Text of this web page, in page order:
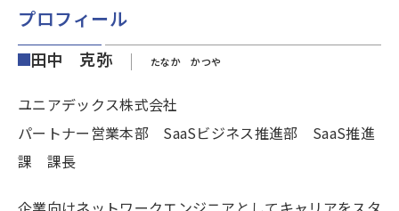
プロフィール
田中 克弥 たなか かつや
ユニアデックス株式会社
パートナー営業本部 SaaSビジネス推進部 SaaS推進
課 課長